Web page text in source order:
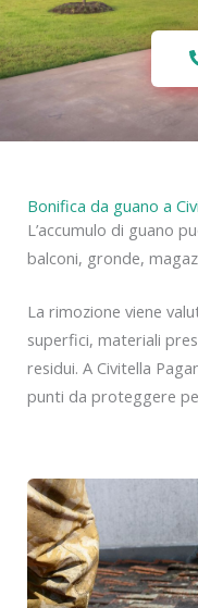
Bonifica da guano a
L’accumulo di guano
balconi, gronde,
La rimozione viene
superfici, materiali
residui. A Civitella
punti da proteggere